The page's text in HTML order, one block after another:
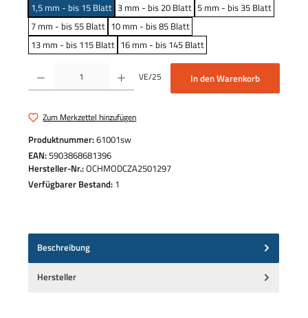
1,5 mm - bis 15 Blatt 3 mm - bis 20 Blatt 5 mm - bis 35 Blatt
7 mm - bis 55 Blatt 10 mm - bis 85 Blatt
13 mm - bis 115 Blatt 16 mm - bis 145 Blatt
Produkt Anzahl: Gib den gewünschten Wert ein oder benutze die Schaltflächen um
VE/25 In den Warenkorb
Zum Merkzettel hinzufügen
Produktnummer:61001sw
EAN:5903868681396
Hersteller-Nr.:OCHMODCZA2501297
Verfügbarer Bestand: 1
Beschreibung
Hersteller